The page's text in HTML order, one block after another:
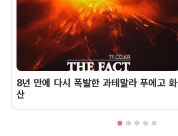
8년 만에 다시 폭발한 과테말라 푸에고 화
산